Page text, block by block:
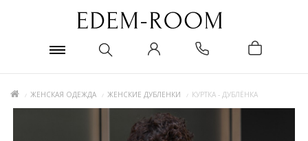
ЖЕНСКАЯ ОДЕЖДА ЖЕНСКИЕ ДУБЛЕНКИ КУРТКА - ДУБЛЁНКА